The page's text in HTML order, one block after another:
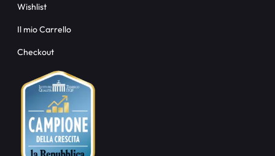
Wishlist
Il mio Carrello
Checkout